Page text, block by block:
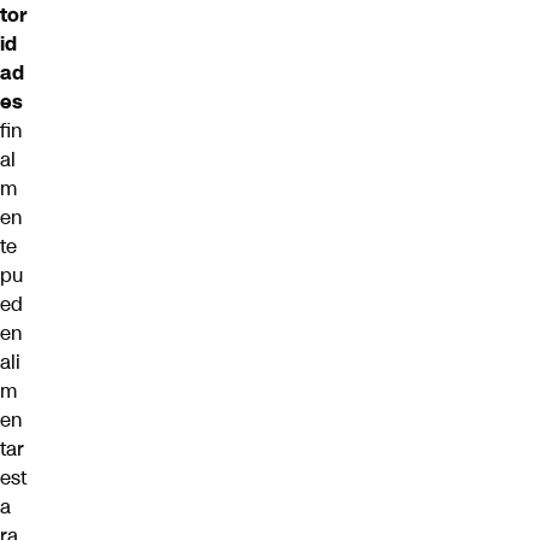
tor
id
ad
es
fin
al
m
en
te
pu
ed
en
ali
m
en
tar
est
a